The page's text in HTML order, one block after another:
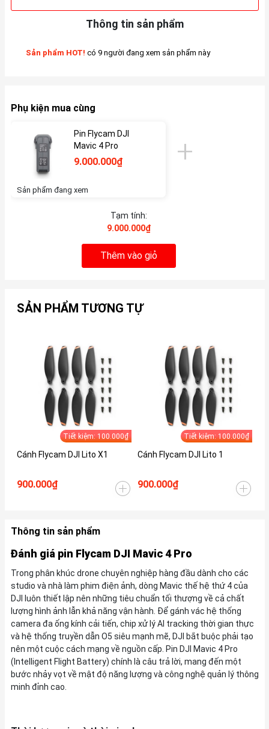
Thông tin sản phẩm
Sản phẩm HOT! có 9 người đang xem sản phẩm này
Phụ kiện mua cùng
Pin Flycam DJI
Mavic 4 Pro
9.000.000₫
Sản phẩm đang xem
Tạm tính:
9.000.000₫
Thêm vào giỏ
SẢN PHẨM TƯƠNG TỰ
Tiết kiệm: 100.000₫
Cánh Flycam DJI Lito X1
900.000₫
Tiết kiệm: 100.000₫
Cánh Flycam DJI Lito 1
900.000₫
Thông tin sản phẩm
Đánh giá pin Flycam DJI Mavic 4 Pro
Trong phân khúc drone chuyên nghiệp hàng đầu dành cho các
studio và nhà làm phim điện ảnh, dòng Mavic thế hệ thứ 4 của
DJI luôn thiết lập nên những tiêu chuẩn tối thượng về cả chất
lượng hình ảnh lẫn khả năng vận hành. Để gánh vác hệ thống
camera đa ống kính cải tiến, chip xử lý AI tracking thời gian thực
và hệ thống truyền dẫn O5 siêu mạnh mẽ, DJI bắt buộc phải tạo
nên một cuộc cách mạng về nguồn cấp. Pin DJI Mavic 4 Pro
(Intelligent Flight Battery) chính là câu trả lời, mang đến một
bước nhảy vọt về mật độ năng lượng và công nghệ quản lý thông
minh đỉnh cao.